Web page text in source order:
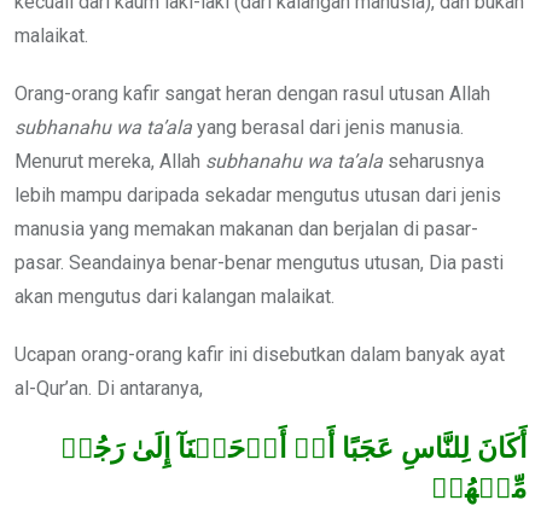
malaikat.
Orang-orang kafir sangat heran dengan rasul utusan Allah
subhanahu wa ta’ala yang berasal dari jenis manusia.
Menurut mereka, Allah subhanahu wa ta’ala seharusnya
lebih mampu daripada sekadar mengutus utusan dari jenis
manusia yang memakan makanan dan berjalan di pasar-
pasar. Seandainya benar-benar mengutus utusan, Dia pasti
akan mengutus dari kalangan malaikat.
Ucapan orang-orang kafir ini disebutkan dalam banyak ayat
al-Qur’an. Di antaranya,
أَكَانَ لِلنَّاسِ عَجَبًا أَنۡ أَوۡحَيۡنَآ إِلَىٰ رَجُلٖ
مِّنۡهُمۡ